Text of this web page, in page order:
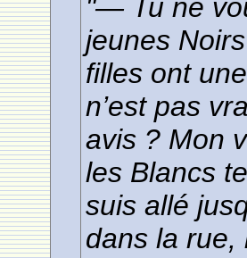
"— Tu ne
jeunes
filles ont
n’est pas
avis ? Mon
les Blancs
suis allé
dans la rue,